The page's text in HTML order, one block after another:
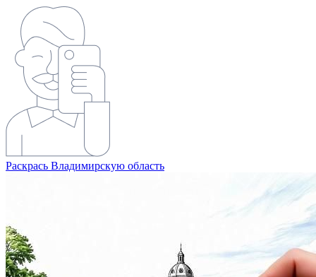
Раскрась Владимирскую область